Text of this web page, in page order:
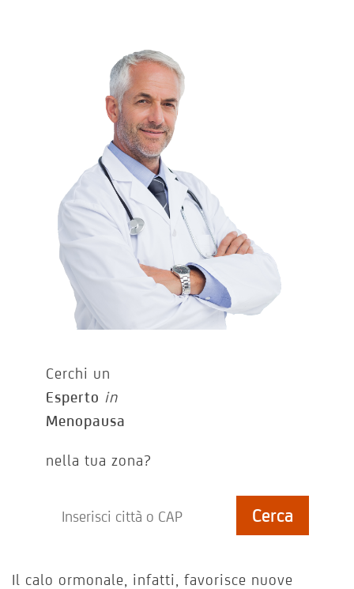
Cerchi un
Esperto in
Menopausa
nella tua zona?
Il calo ormonale, infatti, favorisce nuove